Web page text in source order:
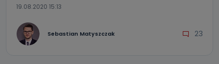
19.08.2020 15:13
Sebastian Matyszczak 23